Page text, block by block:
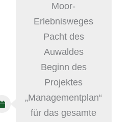
Moor-
Erlebnisweges
Pacht des
Auwaldes
Beginn des
Projektes
„Managementplan“
für das gesamte